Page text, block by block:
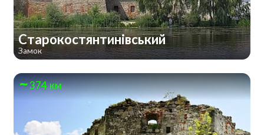
Старокостянтинівський
Замок
374 км